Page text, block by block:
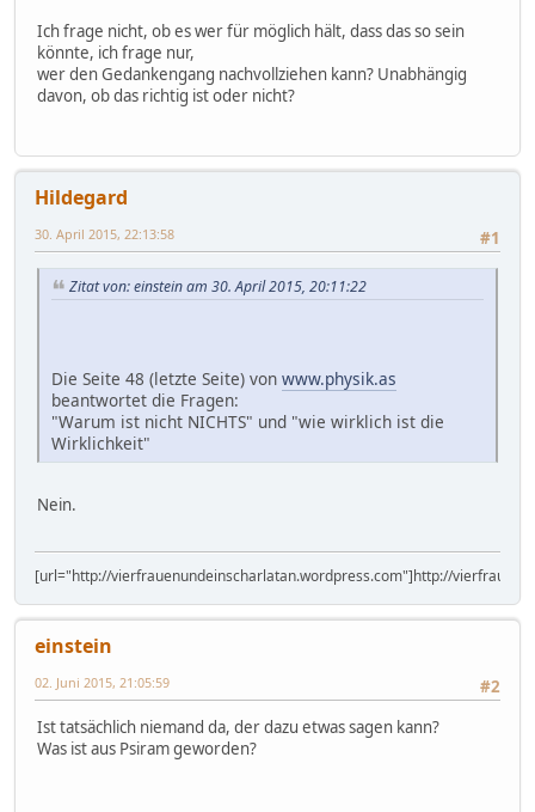
Ich frage nicht, ob es wer für möglich hält, dass das so sein
könnte, ich frage nur,
wer den Gedankengang nachvollziehen kann? Unabhängig
davon, ob das richtig ist oder nicht?
Hildegard
#1
30. April 2015, 22:13:58
Zitat von: einstein am 30. April 2015, 20:11:22
Die Seite 48 (letzte Seite) von www.physik.as
beantwortet die Fragen:
"Warum ist nicht NICHTS" und "wie wirklich ist die
Wirklichkeit"
Nein.
[url="http://vierfrauenundeinscharlatan.wordpress.com"]http://
einstein
#2
02. Juni 2015, 21:05:59
Ist tatsächlich niemand da, der dazu etwas sagen kann?
Was ist aus Psiram geworden?